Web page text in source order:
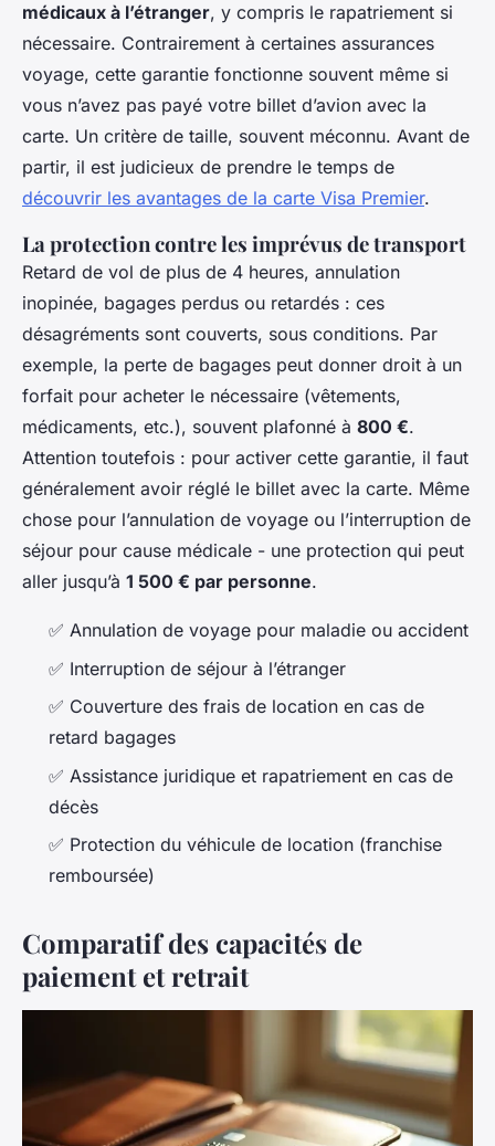
médicaux à l’étranger, y compris le rapatriement si
nécessaire. Contrairement à certaines assurances
voyage, cette garantie fonctionne souvent même si
vous n’avez pas payé votre billet d’avion avec la
carte. Un critère de taille, souvent méconnu. Avant de
partir, il est judicieux de prendre le temps de
découvrir les avantages de la carte Visa Premier.
La protection contre les imprévus de transport
Retard de vol de plus de 4 heures, annulation
inopinée, bagages perdus ou retardés : ces
désagréments sont couverts, sous conditions. Par
exemple, la perte de bagages peut donner droit à un
forfait pour acheter le nécessaire (vêtements,
médicaments, etc.), souvent plafonné à 800 €.
Attention toutefois : pour activer cette garantie, il faut
généralement avoir réglé le billet avec la carte. Même
chose pour l’annulation de voyage ou l’interruption de
séjour pour cause médicale - une protection qui peut
aller jusqu’à 1 500 € par personne.
✅ Annulation de voyage pour maladie ou accident
✅ Interruption de séjour à l’étranger
✅ Couverture des frais de location en cas de
retard bagages
✅ Assistance juridique et rapatriement en cas de
décès
✅ Protection du véhicule de location (franchise
remboursée)
Comparatif des capacités de
paiement et retrait